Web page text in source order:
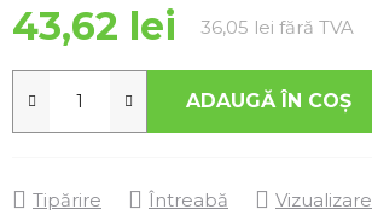
43,62 lei 36,05 lei fără TVA
ADAUGĂ ÎN COŞ
Tipărire Întreabă Vizualizare